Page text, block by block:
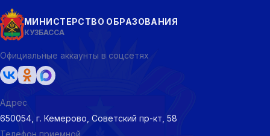
МИНИСТЕРСТВО ОБРАЗОВАНИЯ
КУЗБАССА
Официальные аккаунты в соцсетях
Телефон приемной
Адрес
650054, г. Кемерово, Советский пр-кт, 58